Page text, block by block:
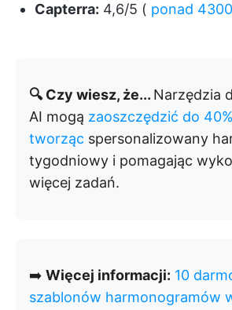
Capterra: 4,6/5 ( ponad
🔍 Czy wiesz, że... Narzędzia
AI mogą zaoszczędzić do
tworząc spersonalizowany
tygodniowy i pomagając
więcej zadań.
➡️ Więcej informacji: 10
szablonów harmonogramów